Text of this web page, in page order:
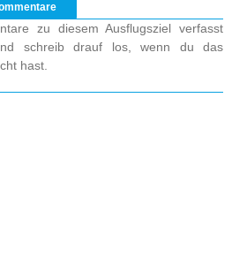
zu diesem Ausflugsziel verfasst
schreib drauf los, wenn du das
hast.